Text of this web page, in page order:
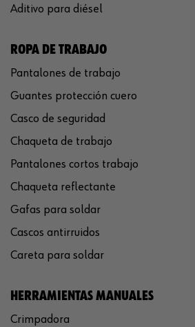
Aditivo para diésel
ROPA DE TRABAJO
Pantalones de trabajo
Guantes protección cuero
Casco de seguridad
Chaqueta de trabajo
Pantalones cortos trabajo
Chaqueta reflectante
Gafas para soldar
Cascos antirruidos
Careta para soldar
HERRAMIENTAS MANUALES
Crimpadora